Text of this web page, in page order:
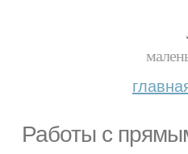
Работы с